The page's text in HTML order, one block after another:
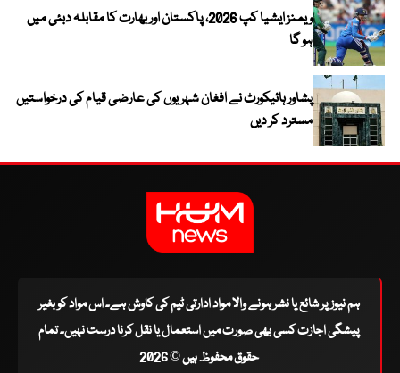
ویمنز ایشیا کپ 2026، پاکستان اور بھارت کا مقابلہ دبئی میں
ہو گا
پشاور ہائیکورٹ نے افغان شہریوں کی عارضی قیام کی درخواستیں
مسترد کر دیں
ہم نیوز پر شائع یا نشر ہونے والا مواد ادارتی ٹیم کی کاوش ہے۔ اس مواد کو بغیر
پیشگی اجازت کسی بھی صورت میں استعمال یا نقل کرنا درست نہیں۔ تمام
حقوق محفوظ ہیں © 2026